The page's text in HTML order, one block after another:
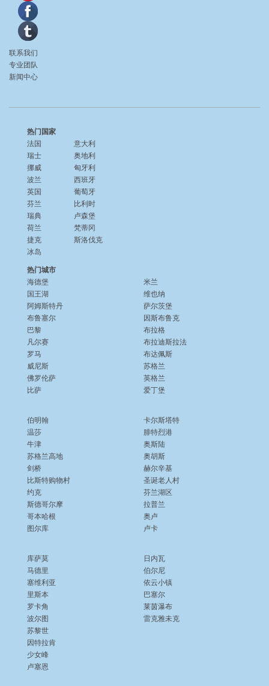
联系我们
专业团队
新闻中心
热门国家
法国
瑞士
挪威
波兰
英国
芬兰
瑞典
荷兰
捷克
冰岛
意大利
奥地利
匈牙利
西班牙
葡萄牙
比利时
卢森堡
梵蒂冈
斯洛伐克
热门城市
海德堡
国王湖
阿姆斯特丹
布鲁塞尔
巴黎
凡尔赛
罗马
威尼斯
佛罗伦萨
比萨
米兰
维也纳
萨尔茨堡
因斯布鲁克
布拉格
布拉迪斯拉法
布达佩斯
苏格兰
英格兰
爱丁堡
伯明翰
温莎
牛津
苏格兰高地
剑桥
比斯特购物村
约克
斯德哥尔摩
哥本哈根
图尔库
卡尔斯塔特
腓特烈港
奥斯陆
奥胡斯
赫尔辛基
圣诞老人村
芬兰湖区
拉普兰
奥卢
卢卡
库萨莫
马德里
塞维利亚
里斯本
罗卡角
波尔图
苏黎世
因特拉肯
少女峰
卢塞恩
日内瓦
伯尔尼
依云小镇
巴塞尔
莱茵瀑布
雷克雅未克